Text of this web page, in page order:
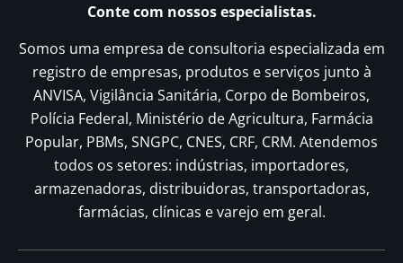
Conte com nossos especialistas.
Somos uma empresa de consultoria especializada em
registro de empresas, produtos e serviços junto à
ANVISA, Vigilância Sanitária, Corpo de Bombeiros,
Polícia Federal, Ministério de Agricultura, Farmácia
Popular, PBMs, SNGPC, CNES, CRF, CRM. Atendemos
todos os setores: indústrias, importadores,
armazenadoras, distribuidoras, transportadoras,
farmácias, clínicas e varejo em geral.